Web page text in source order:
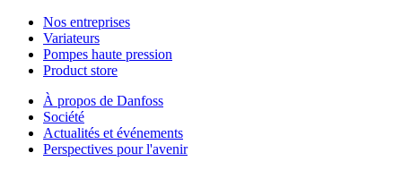
Nos entreprises
Variateurs
Pompes haute pression
Product store
À propos de Danfoss
Société
Actualités et événements
Perspectives pour l'avenir